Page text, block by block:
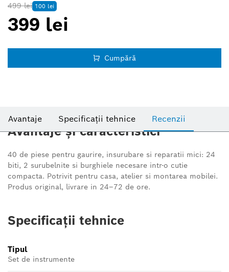
499 lei 100 lei
399 lei
Cumpără
Avantaje Specificații tehnice Recenzii
Avantaje și caracteristici
40 de piese pentru gaurire, insurubare si reparatii mici: 24
biti, 2 surubelnite si burghiele necesare intr-o cutie
compacta. Potrivit pentru casa, atelier si montarea mobilei.
Produs original, livrare in 24–72 de ore.
Specificații tehnice
Tipul
Set de instrumente